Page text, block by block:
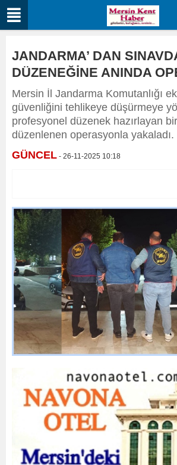
JANDARMA’ DAN
DÜZENEĞİNE ANINDA
Mersin İl Jandarma Komutanlığı
güvenliğini tehlikeye düşürmeye
profesyonel düzenek hazırlayan
düzenlenen operasyonla yakaladı.
GÜNCEL - 26-11-2025 10:18